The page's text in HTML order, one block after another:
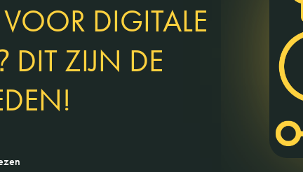
DIGITALE
DIT ZIJN DE